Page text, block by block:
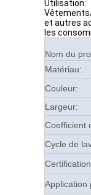
Utilisation:
et autres
les
Nom du
Matériau:
Couleur:
Largeur:
Coefficient
Cycle de
Application